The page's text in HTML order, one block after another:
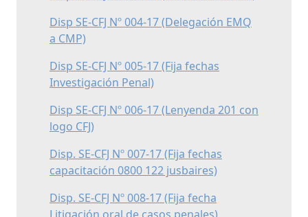
Disp SE-CFJ Nº 004-17 (Delegación EMQ
a CMP)
Disp SE-CFJ Nº 005-17 (Fija fechas
Investigación Penal)
Disp SE-CFJ Nº 006-17 (Lenyenda 201 con
logo CFJ)
Disp. SE-CFJ Nº 007-17 (Fija fechas
capacitación 0800 122 jusbaires)
Disp. SE-CFJ Nº 008-17 (Fija fecha